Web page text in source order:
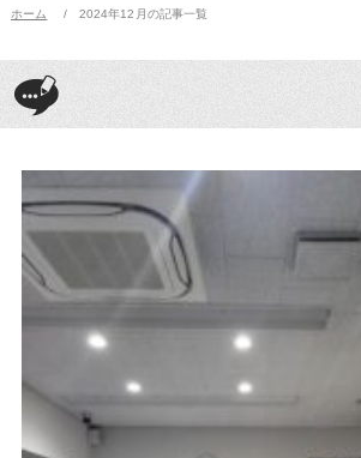
ホーム 2024年12月の記事一覧